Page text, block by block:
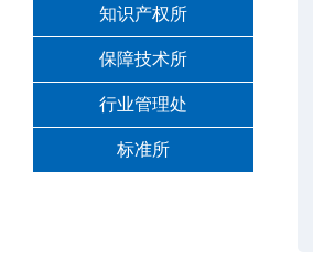
知识产权所
保障技术所
行业管理处
标准所